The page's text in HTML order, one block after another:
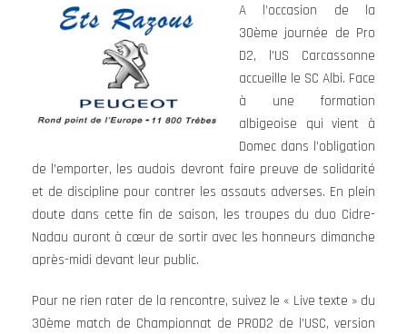
A l’occasion de la
30ème journée de Pro
D2, l’US Carcassonne
accueille le SC Albi. Face
à une formation
albigeoise qui vient à
Domec dans l’obligation
de l’emporter, les audois devront faire preuve de solidarité
et de discipline pour contrer les assauts adverses. En plein
doute dans cette fin de saison, les troupes du duo Cidre-
Nadau auront à cœur de sortir avec les honneurs dimanche
après-midi devant leur public.
Pour ne rien rater de la rencontre, suivez le « Live texte » du
30ème match de Championnat de PROD2 de l’USC, version